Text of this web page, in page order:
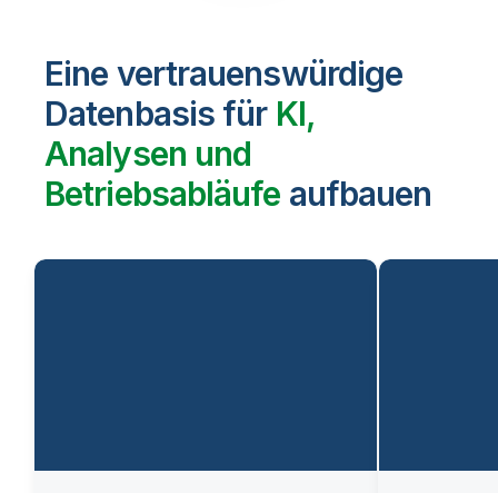
Eine vertrauenswürdige
Datenbasis für KI,
Analysen und
Betriebsabläufe aufbauen